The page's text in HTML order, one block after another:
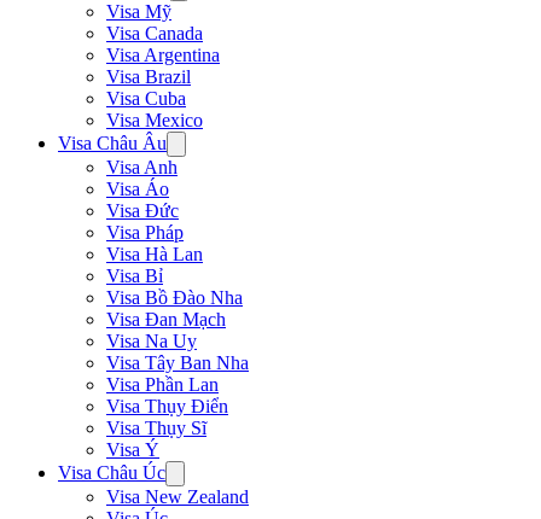
Visa Mỹ
Visa Canada
Visa Argentina
Visa Brazil
Visa Cuba
Visa Mexico
Visa Châu Âu
Visa Anh
Visa Áo
Visa Đức
Visa Pháp
Visa Hà Lan
Visa Bỉ
Visa Bồ Đào Nha
Visa Đan Mạch
Visa Na Uy
Visa Tây Ban Nha
Visa Phần Lan
Visa Thụy Điển
Visa Thụy Sĩ
Visa Ý
Visa Châu Úc
Visa New Zealand